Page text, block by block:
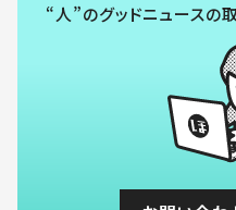
“人”のグッドニュースの